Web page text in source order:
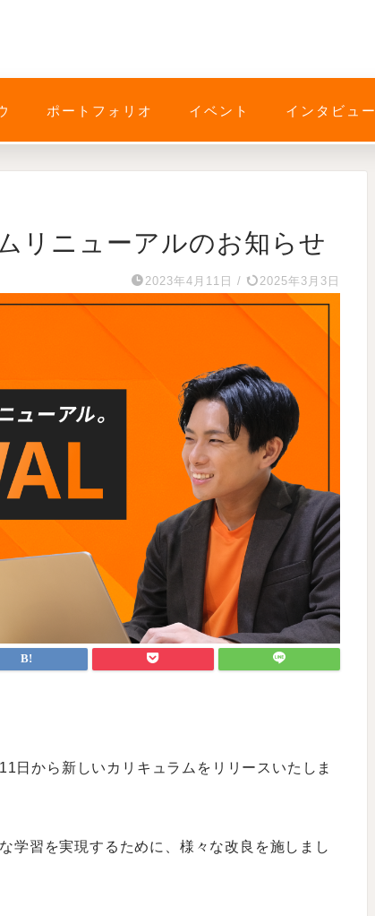
ポートフォリオ イベント インタビュー
リニューアルのお知らせ
2023年4月11日 / 2025年3月3日
日から新しいカリキュラムをリリースいたしま
学習を実現するために、様々な改良を施しまし